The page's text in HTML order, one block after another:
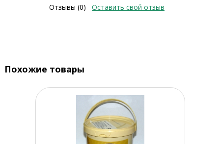
Отзывы (0) Оставить свой отзыв
Похожие товары